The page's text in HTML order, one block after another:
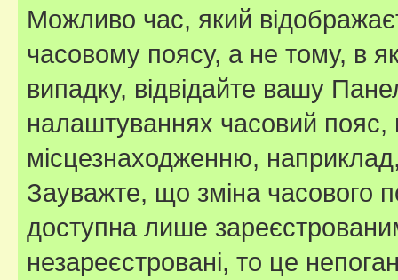
Можливо час, який
часовому поясу, а не тому, в
випадку, відвідайте вашу
налаштуваннях часовий пояс,
місцезнаходженню,
Зауважте, що зміна часового
доступна лише
незареєстровані, то це